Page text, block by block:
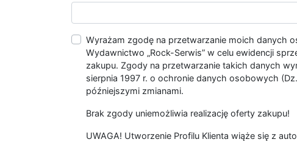
Wyrażam zgodę na przetwarzanie moich danych
Wydawnictwo „Rock-Serwis” w celu ewidencji
zakupu. Zgody na przetwarzanie takich danych
sierpnia 1997 r. o ochronie danych osobowych
późniejszymi zmianami.
Brak zgody uniemożliwia realizację oferty zakupu!
UWAGA! Utworzenie Profilu Klienta wiąże się z